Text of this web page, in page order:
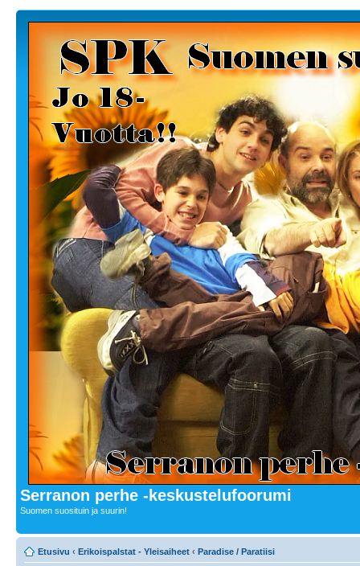
Serranon perhe -keskustelufoorumi
Suomen suosituin ja suurin!
Etusivu ‹ Erikoispalstat - Yleisaiheet ‹ Paradise / Paratiisi